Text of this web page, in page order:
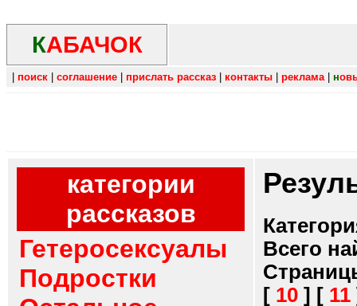
КАБАЧОК
поиск соглашение прислать рассказ контакты реклама| н
категории
рассказов
Гетеросексуалы
Подростки
Всего
[ 10 ] [ 11